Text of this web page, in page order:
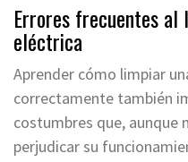
Errores frecuentes
eléctrica
Aprender cómo limpiar
correctamente también
costumbres que, aunque
perjudicar su